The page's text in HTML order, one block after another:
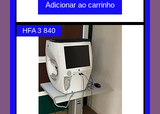
Adicionar ao carrinho
HFA 3 840